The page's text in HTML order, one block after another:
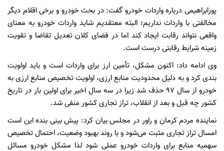
پورابراهیمی درباره واردات خودرو گفت: در بحث خودرو و برخی اقلام دیگر
مخالفتی با واردات نداریم؛ البته معتقدیم شاید واردات خودرو به معنای
واقعی نتواند رقابت ایجاد کند اما در فضای کلان تعدیل تقاضا و تقویت
زمینه شرایط رقابتی درست است.
وی ادامه داد: اکنون مشکل، تأمین ارز برای واردات است و باید اولویت
بندی کرد و به دلیل محدودیت منابع ارزی، اولویت تخصیص منابع ارزی به
خودرو از سال ۹۷ حذف شد زیرا در سه سال اخیر برای اولین بار در تاریخ
کشور چه قبل و بعد از انقلاب، تراز تجاری کشور منفی شد.
نماینده مردم کرمان و راور در مجلس بیان کرد: پیش بینی بنده این است
امسال تراز تجاری مثبت می‌شود و با روند بهبود وضعیت، احتمال تخصیص
سهمیه منابع برای واردات خودرو عملی شود لذا مشکل خودرو مسائل